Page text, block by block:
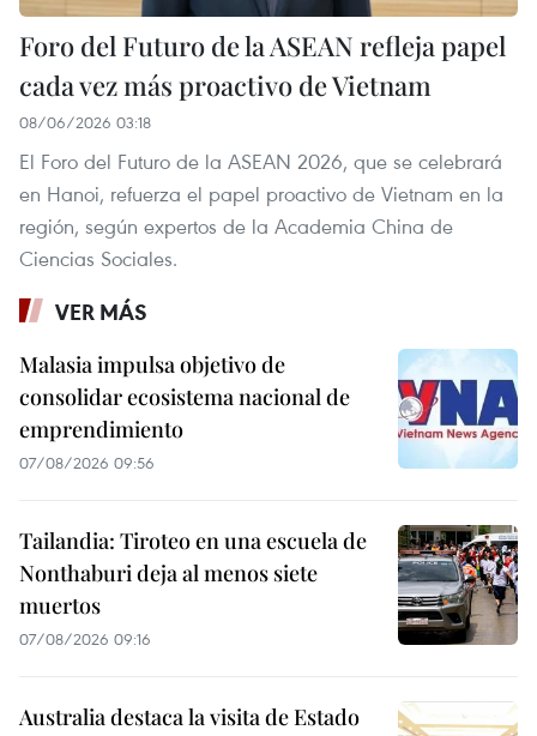
Foro del Futuro de la ASEAN refleja papel
cada vez más proactivo de Vietnam
08/06/2026 03:18
El Foro del Futuro de la ASEAN 2026, que se celebrará
en Hanoi, refuerza el papel proactivo de Vietnam en la
región, según expertos de la Academia China de
Ciencias Sociales.
VER MÁS
Malasia impulsa objetivo de
consolidar ecosistema nacional de
emprendimiento
07/08/2026 09:56
Tailandia: Tiroteo en una escuela de
Nonthaburi deja al menos siete
muertos
07/08/2026 09:16
Australia destaca la visita de Estado